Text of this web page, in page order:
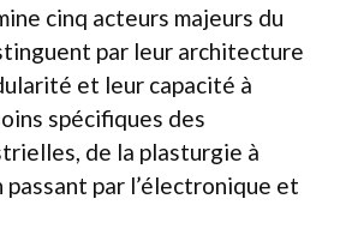
cinq acteurs majeurs du
par leur architecture
et leur capacité à
spécifiques des
de la plasturgie à
passant par l’électronique et